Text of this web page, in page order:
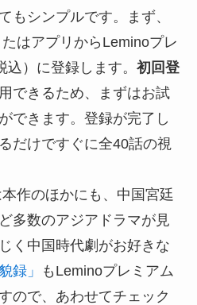
もシンプルです。まず、
はアプリからLeminoプレ
）に登録します。 初回登
できるため、まずはお試
できます。登録が完了し
だけですぐに全40話の視
作のほかにも、中国宮廷
多数のアジアドラマが見
く中国時代劇がお好きな
録」
もLeminoプレミアム
ので、あわせてチェック